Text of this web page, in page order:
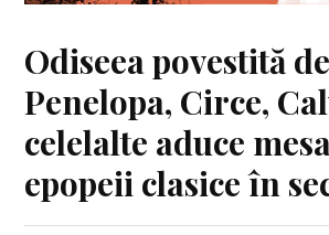
Odiseea povestită de
Penelopa, Circe,
celelalte aduce
epopeii clasice în